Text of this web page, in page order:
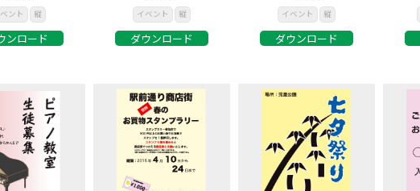
ント 縦
ンロード
イベント 縦
ダウンロード
イベント 縦
ダウンロード